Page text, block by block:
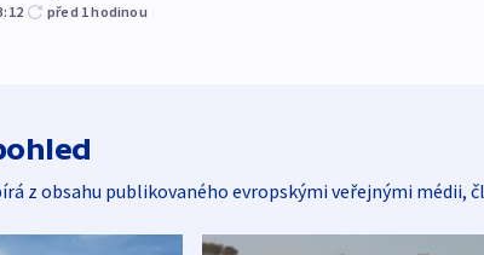
před 1hodinou
z obsahu publikovaného evropskými veřejnými médii,